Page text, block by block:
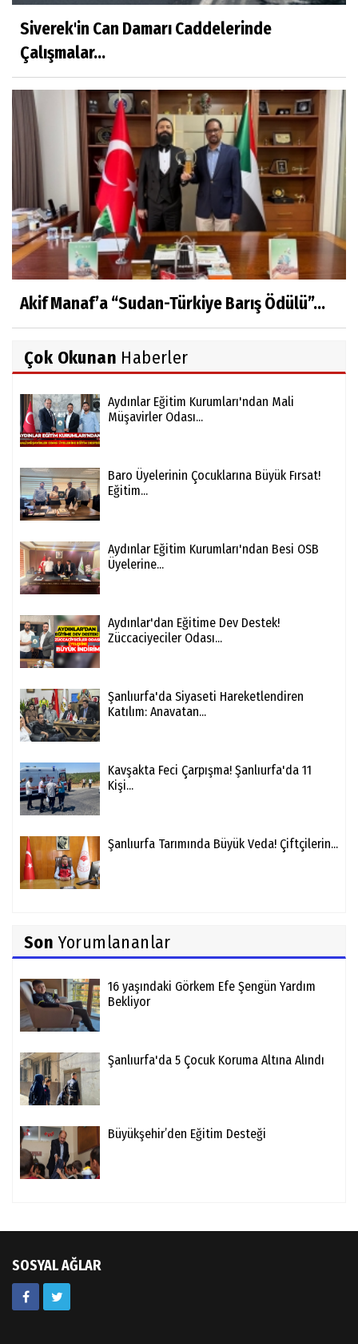
Siverek'in Can Damarı Caddelerinde
Çalışmalar...
Akif Manaf’a “Sudan-Türkiye Barış Ödülü”...
Çok Okunan Haberler
Aydınlar Eğitim Kurumları'ndan Mali
Müşavirler Odası...
Baro Üyelerinin Çocuklarına Büyük Fırsat!
Eğitim...
Aydınlar Eğitim Kurumları'ndan Besi OSB
Üyelerine...
Aydınlar'dan Eğitime Dev Destek!
Züccaciyeciler Odası...
Şanlıurfa'da Siyaseti Hareketlendiren
Katılım: Anavatan...
Kavşakta Feci Çarpışma! Şanlıurfa'da 11
Kişi...
Şanlıurfa Tarımında Büyük Veda! Çiftçilerin...
Son Yorumlananlar
16 yaşındaki Görkem Efe Şengün Yardım
Bekliyor
Şanlıurfa'da 5 Çocuk Koruma Altına Alındı
Büyükşehir’den Eğitim Desteği
SOSYAL AĞLAR